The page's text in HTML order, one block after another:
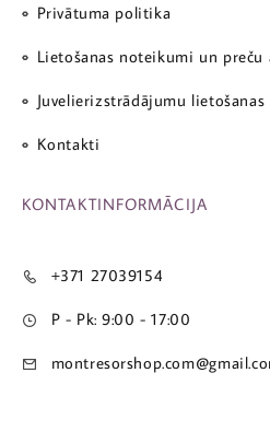
Privātuma politika
Lietošanas noteikumi un preču
Juvelierizstrādājumu
Kontakti
KONTAKTINFORMĀCIJA
+371 27039154
P - Pk: 9:00 - 17:00